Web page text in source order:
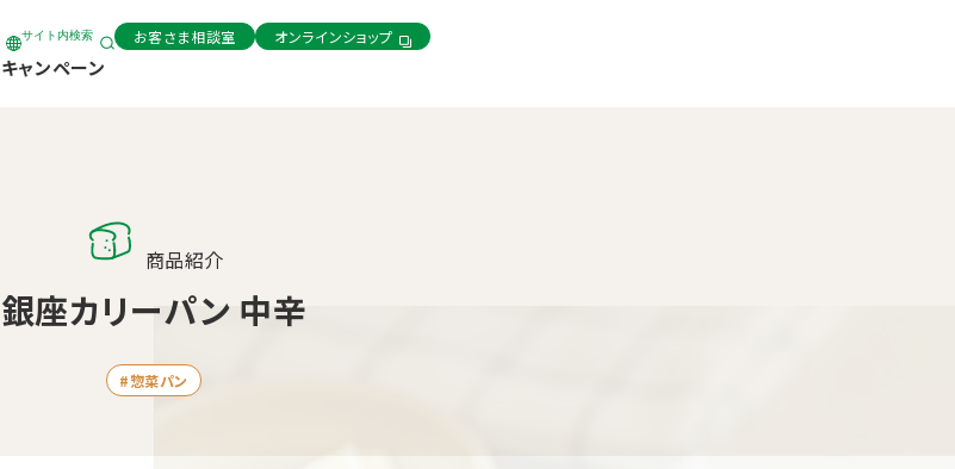
キャンペーン
サイト内検索 お客さま相談室 オンラインショップ
商品紹介
銀座カリーパン 中辛
#惣菜パン